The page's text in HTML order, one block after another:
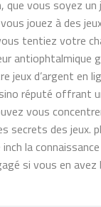
que vous soyez
jouez à des
tentiez votre
antiophtalmique
jeux d’argent en
réputé offrant
vous
secrets des jeux.
la
si vous en